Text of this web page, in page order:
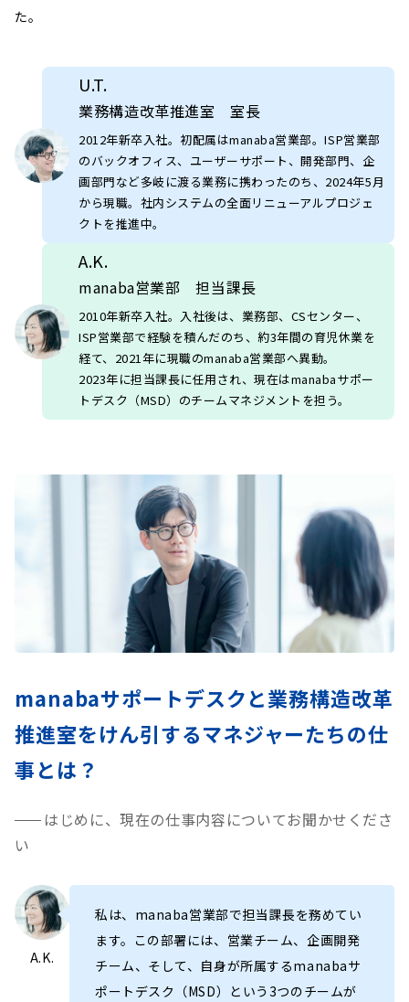
た。
U.T.
業務構造改革推進室 室長
2012年新卒入社。初配属はmanaba営業部。ISP営業部
のバックオフィス、ユーザーサポート、開発部門、企
画部門など多岐に渡る業務に携わったのち、2024年5月
から現職。社内システムの全面リニューアルプロジェ
クトを推進中。
A.K.
manaba営業部 担当課長
2010年新卒入社。入社後は、業務部、CSセンター、
ISP営業部で経験を積んだのち、約3年間の育児休業を
経て、2021年に現職のmanaba営業部へ異動。
2023年に担当課長に任用され、現在はmanabaサポー
トデスク（MSD）のチームマネジメントを担う。
manabaサポートデスクと業務構造改革
推進室をけん引するマネジャーたちの仕
事とは？
はじめに、現在の仕事内容についてお聞かせくださ
い
A.K.
私は、manaba営業部で担当課長を務めてい
ます。この部署には、営業チーム、企画開発
チーム、そして、自身が所属するmanabaサ
ポートデスク（MSD）という3つのチームが